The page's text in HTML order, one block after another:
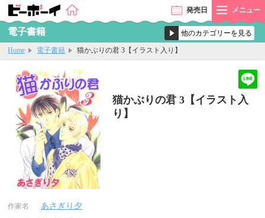
発売日 メニュー
電子書籍
Home 電子書籍 猫かぶりの君 3【イラスト入り】
猫かぶりの君 3【イラスト入
り】
作家名 あさぎり夕